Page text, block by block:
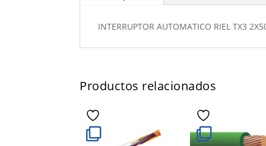
INTERRUPTOR AUTOMATICO RIEL TX3
Productos relacionados